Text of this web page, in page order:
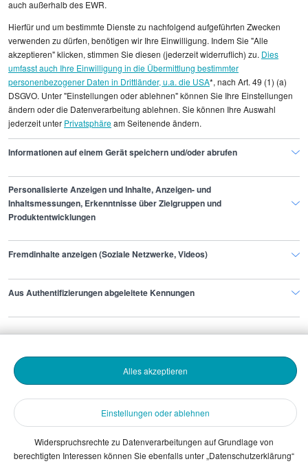
Alle angezeigten Gehaltsdaten beruhen auf
statistischen Erhebungen durch StepStone. Es sind
Durchschnittswerte und die Angaben können nicht
einzelnen Stellenangeboten zugeordnet werden.
Gehaltsinformationen
Fertigung, Produktion
Finde den Job,
der zu dir passt.
Stepstone
Bewerbende
The Stepstone Group GmbH © 2026
auch außerhalb des EWR.
Hierfür und um bestimmte Dienste zu nachfolgend aufgeführten Zwecken
verwenden zu dürfen, benötigen wir Ihre Einwilligung. Indem Sie "Alle
akzeptieren" klicken, stimmen Sie diesen (jederzeit widerruflich) zu. Dies
umfasst auch Ihre Einwilligung in die Übermittlung bestimmter
personenbezogener Daten in Drittländer, u.a. die USA*, nach Art. 49 (1) (a)
DSGVO. Unter "Einstellungen oder ablehnen" können Sie Ihre Einstellungen
ändern oder die Datenverarbeitung ablehnen. Sie können Ihre Auswahl
jederzeit unter Privatsphäream Seitenende ändern.
Informationen auf einem Gerät speichern und/oder abrufen
Personalisierte Anzeigen und Inhalte, Anzeigen- und
Inhaltsmessungen, Erkenntnisse über Zielgruppen und
Produktentwicklungen
Fremdinhalte anzeigen (Soziale Netzwerke, Videos)
Aus Authentifizierungen abgeleitete Kennungen
Einstellungen oder ablehnen
Alles akzeptieren
Widerspruchsrechte zu Datenverarbeitungen auf Grundlage von
berechtigten Interessen können Sie ebenfalls unter „Datenschutzerklärung“